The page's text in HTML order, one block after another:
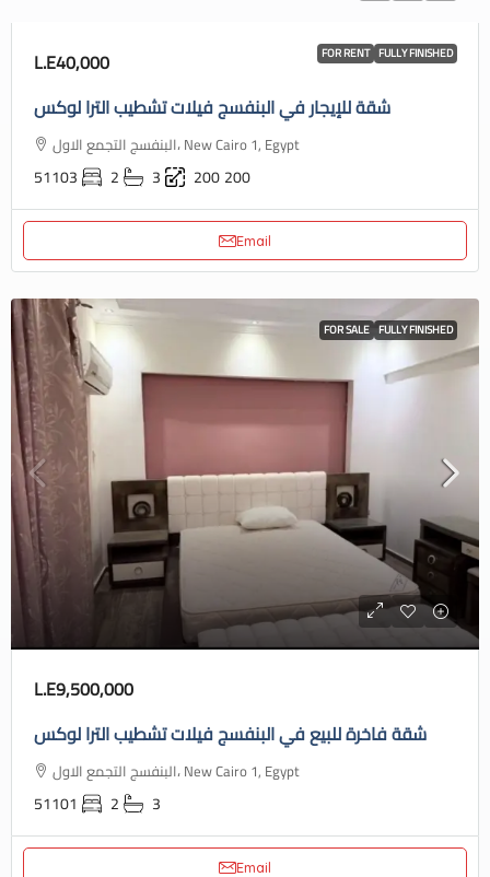
FOR RENT FULLY FINISHED
L.E40,000
شقة للإيجار في البنفسج فيلات تشطيب الترا لوكس
البنفسج التجمع الاول، New Cairo 1, Egypt
51103 2 3 200200
Email
FOR SALE FULLY FINISHED
L.E9,500,000
شقة فاخرة للبيع في البنفسج فيلات تشطيب الترا لوكس
البنفسج التجمع الاول، New Cairo 1, Egypt
51101 2 3
Email